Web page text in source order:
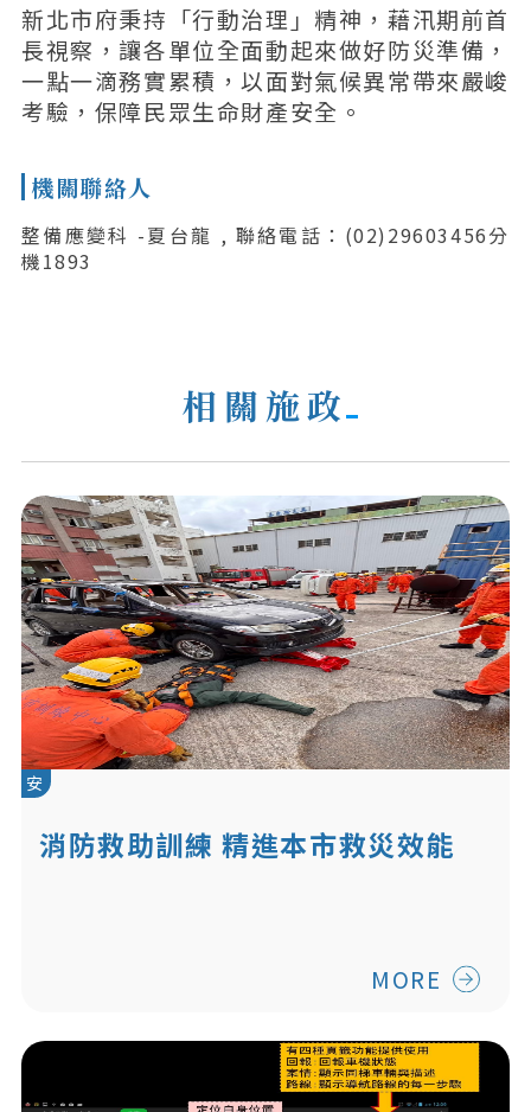
新北市府秉持「行動治理」精神，藉汛期前首
長視察，讓各單位全面動起來做好防災準備，
一點一滴務實累積，以面對氣候異常帶來嚴峻
考驗，保障民眾生命財產安全。
機關聯絡人
整備應變科 -夏台龍 , 聯絡電話：(02)29603456分
機1893
相關施政
安
消防救助訓練 精進本市救災效能
MORE